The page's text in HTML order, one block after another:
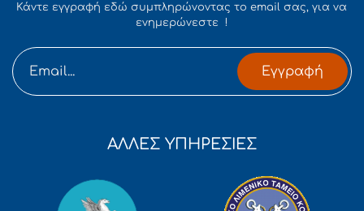
Κάντε εγγραφή εδώ συμπληρώνοντας το email σας, για να
ενημερώνεστε !
Εγγραφή
ΑΛΛΕΣ ΥΠΗΡΕΣΙΕΣ